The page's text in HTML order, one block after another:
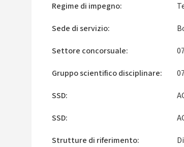
Regime di impegno:
Sede di servizio:
Settore concorsuale:
Gruppo scientifico disciplinare:
SSD:
SSD:
Strutture di riferimento: